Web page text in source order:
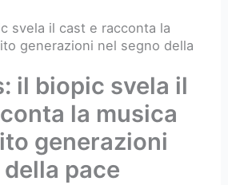
svela il cast e racconta la
generazioni nel segno della
il biopic svela il
la musica
generazioni
pace